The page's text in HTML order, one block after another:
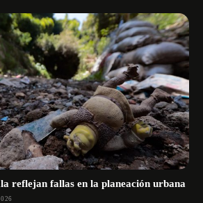
reflejan fallas en la planeación urbana